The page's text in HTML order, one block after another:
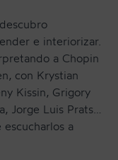
e interiorizar.
a Chopin
con Krystian
Kissin, Grigory
Jorge Luis Prats…
a